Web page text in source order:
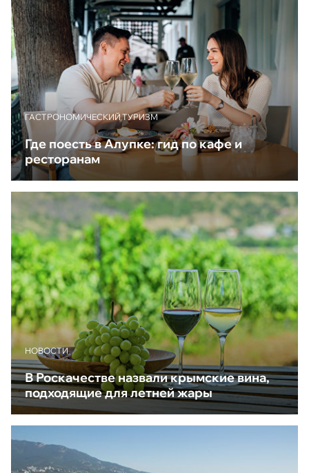
ГАСТРОНОМИЧЕСКИЙ ТУРИЗМ
Где поесть в Алупке: гид по кафе и
ресторанам
НОВОСТИ
В Роскачестве назвали крымские вина,
подходящие для летней жары